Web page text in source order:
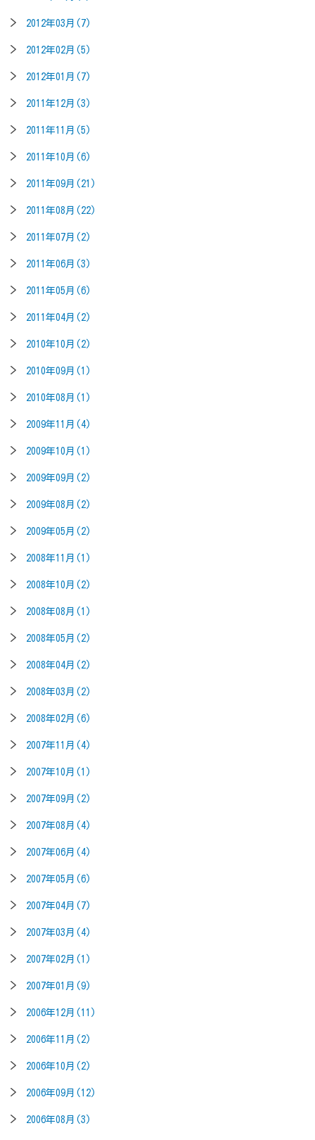
2012年03月(7)
2012年02月(5)
2012年01月(7)
2011年12月(3)
2011年11月(5)
2011年10月(6)
2011年09月(21)
2011年08月(22)
2011年07月(2)
2011年06月(3)
2011年05月(6)
2011年04月(2)
2010年10月(2)
2010年09月(1)
2010年08月(1)
2009年11月(4)
2009年10月(1)
2009年09月(2)
2009年08月(2)
2009年05月(2)
2008年11月(1)
2008年10月(2)
2008年08月(1)
2008年05月(2)
2008年04月(2)
2008年03月(2)
2008年02月(6)
2007年11月(4)
2007年10月(1)
2007年09月(2)
2007年08月(4)
2007年06月(4)
2007年05月(6)
2007年04月(7)
2007年03月(4)
2007年02月(1)
2007年01月(9)
2006年12月(11)
2006年11月(2)
2006年10月(2)
2006年09月(12)
2006年08月(3)